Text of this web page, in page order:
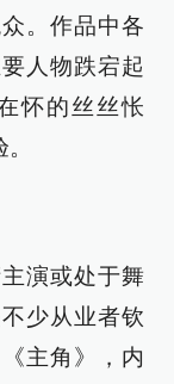
。作品中各
人物跌宕起
怀的丝丝怅
演或处于舞
少从业者钦
主角》，内